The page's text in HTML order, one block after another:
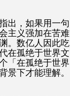
出，如果用一句
主义强加在苦难
。数亿人因此吃
在孤绝于世界文
「在孤绝于世界
景下才能理解。